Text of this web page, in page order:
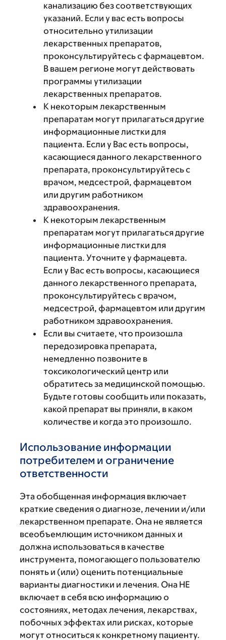
канализацию без соответствующих
указаний. Если у вас есть вопросы
относительно утилизации
лекарственных препаратов,
проконсультируйтесь с фармацевтом.
В вашем регионе могут действовать
программы утилизации
лекарственных препаратов.
К некоторым лекарственным
препаратам могут прилагаться другие
информационные листки для
пациента. Если у Вас есть вопросы,
касающиеся данного лекарственного
препарата, проконсультируйтесь с
врачом, медсестрой, фармацевтом
или другим работником
здравоохранения.
К некоторым лекарственным
препаратам могут прилагаться другие
информационные листки для
пациента. Уточните у фармацевта.
Если у Вас есть вопросы, касающиеся
данного лекарственного препарата,
проконсультируйтесь с врачом,
медсестрой, фармацевтом или другим
работником здравоохранения.
Если вы считаете, что произошла
передозировка препарата,
немедленно позвоните в
токсикологический центр или
обратитесь за медицинской помощью.
Будьте готовы сообщить или показать,
какой препарат вы приняли, в каком
количестве и когда это произошло.
Использование информации
потребителем и ограничение
ответственности
Эта обобщенная информация включает
краткие сведения о диагнозе, лечении и/или
лекарственном препарате. Она не является
всеобъемлющим источником данных и
должна использоваться в качестве
инструмента, помогающего пользователю
понять и (или) оценить потенциальные
варианты диагностики и лечения. Она НЕ
включает в себя всю информацию о
состояниях, методах лечения, лекарствах,
побочных эффектах или рисках, которые
могут относиться к конкретному пациенту.